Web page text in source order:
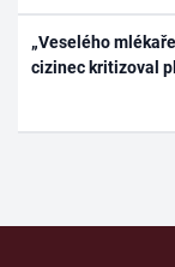
„Veselého
cizinec kritizoval